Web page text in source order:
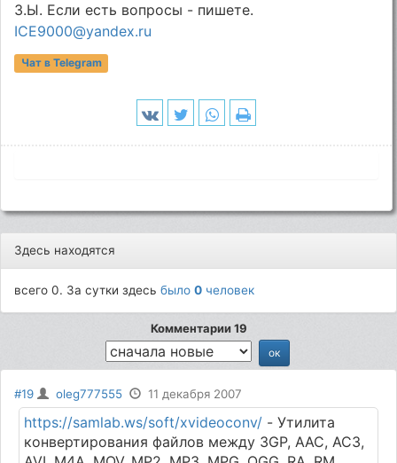
З.Ы. Если есть вопросы - пишете.
ICE9000@yandex.ru
Чат в Telegram
Здесь находятся
всего 0. За сутки здесьбыло0 человек
Комментарии 19
#19 oleg777555 11 декабря 2007
https://samlab.ws/soft/xvideoconv/ - Утилита
конвертирования файлов между 3GP, AAC, AC3,